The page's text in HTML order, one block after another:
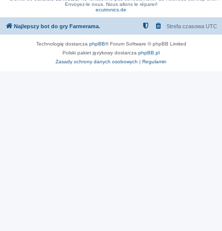
Envoyez-le nous. Nous allons le réparer!
ecutronics.de
Najlepszy bot do gry Farmerama. Strefa czasowa UTC
Technologię dostarcza phpBB® Forum Software © phpBB Limited
Polski pakiet językowy dostarcza phpBB.pl
Zasady ochrony danych osobowych | Regulamin